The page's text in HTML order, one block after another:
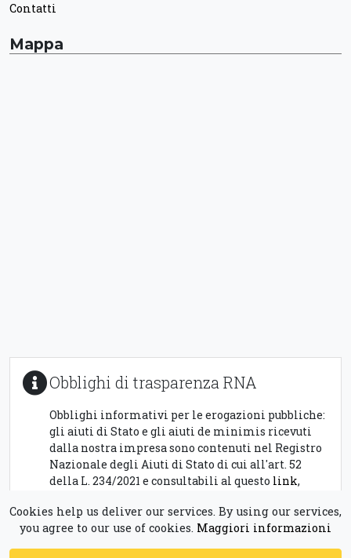
Contatti
Mappa
Obblighi di trasparenza RNA
Obblighi informativi per le erogazioni pubbliche:
gli aiuti di Stato e gli aiuti de minimis ricevuti
dalla nostra impresa sono contenuti nel Registro
Nazionale degli Aiuti di Stato di cui all'art. 52
della L. 234/2021 e consultabili al questo link,
nel campo C.F. Beneficiario.
Cookies help us deliver our services. By using our services,
you agree to our use of cookies. Maggiori informazioni